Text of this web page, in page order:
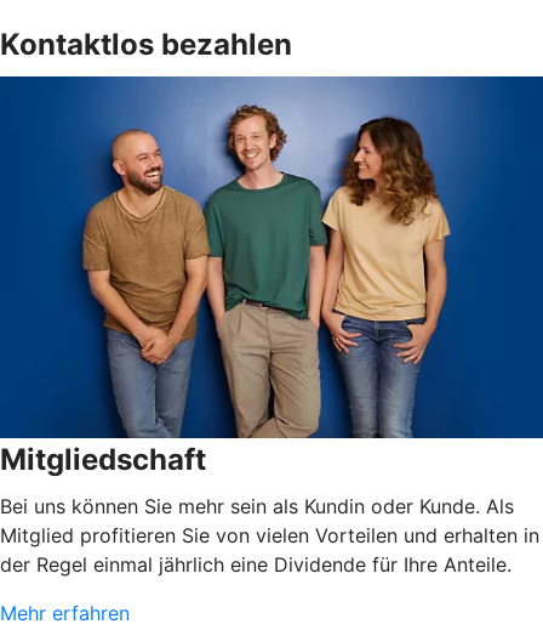
Kontaktlos bezahlen
Mitgliedschaft
Bei uns können Sie mehr sein als Kundin oder Kunde. Als
Mitglied profitieren Sie von vielen Vorteilen und erhalten in
der Regel einmal jährlich eine Dividende für Ihre Anteile.
Mehr erfahren